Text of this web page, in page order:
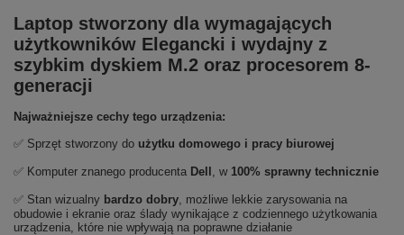
Laptop stworzony dla wymagających
użytkowników Elegancki i wydajny z
szybkim dyskiem M.2 oraz procesorem 8-
generacji
Najważniejsze cechy tego urządzenia:
✅ Sprzęt stworzony do użytku domowego i pracy biurowej
✅ Komputer znanego producenta Dell , w 100% sprawny technicznie
✅ Stan wizualny bardzo dobry, możliwe lekkie zarysowania na
obudowie i ekranie oraz ślady wynikające z codziennego użytkowania
urządzenia, które nie wpływają na poprawne działanie